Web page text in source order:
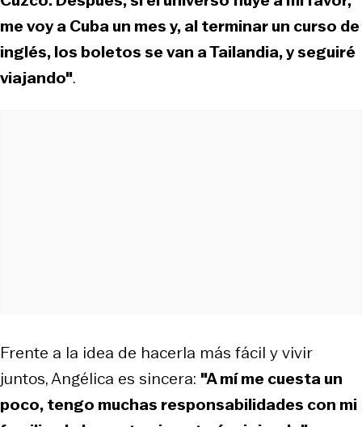
me voy a Cuba un mes y, al terminar un curso de
inglés, los boletos se van a Tailandia, y seguiré
viajando".
Frente a la idea de hacerla más fácil y vivir
juntos, Angélica es sincera: "A mí me cuesta un
poco, tengo muchas responsabilidades con mi